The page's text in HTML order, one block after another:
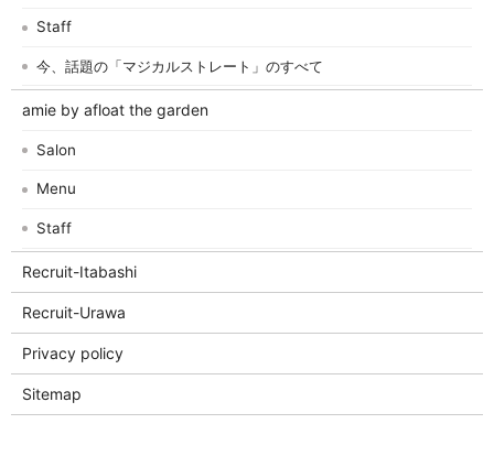
Staff
今、話題の「マジカルストレート」のすべて
amie by afloat the garden
Salon
Menu
Staff
Recruit-Itabashi
Recruit-Urawa
Privacy policy
Sitemap